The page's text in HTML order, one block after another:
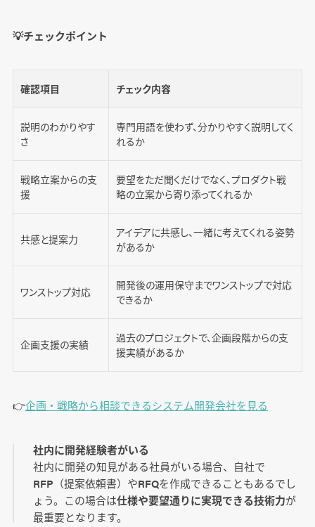
💡チェックポイント
確認項目 チェック内容
説明のわかりやす
さ
専門用語を使わず、分かりやすく説明してく
れるか
戦略立案からの支
援
要望をただ聞くだけでなく、プロダクト戦
略の立案から寄り添ってくれるか
共感と提案力
アイデアに共感し、一緒に考えてくれる姿勢
があるか
ワンストップ対応
開発後の運用保守までワンストップで対応
できるか
企画支援の実績
過去のプロジェクトで、企画段階からの支
援実績があるか
👉️企画・戦略から相談できるシステム開発会社を見る
社内に開発経験者がいる
社内に開発の知見がある社員がいる場合、自社で
RFP（提案依頼書）やRFQを作成できることもあるでし
ょう。この場合は仕様や要望通りに実現できる技術力が
最重要となります。